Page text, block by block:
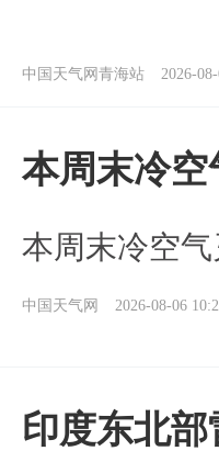
中国天气网青海站 2026-
本周末冷空
本周末冷空气
中国天气网 2026-08-06
印度东北